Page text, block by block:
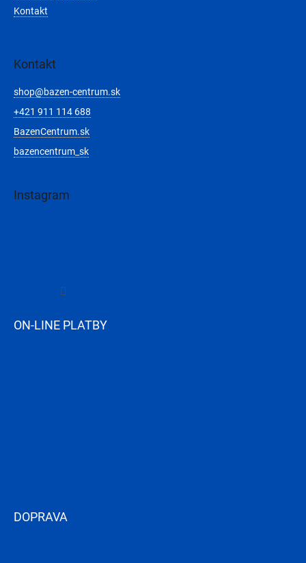
Kontakt
Kontakt
shop@bazen-centrum.sk
+421 911 114 688
BazenCentrum.sk
bazencentrum_sk
Instagram
ON-LINE PLATBY
DOPRAVA